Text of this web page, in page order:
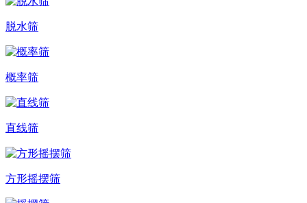
脱水筛
概率筛
直线筛
方形摇摆筛